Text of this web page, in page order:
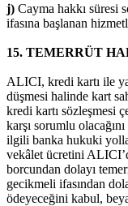
j) Cayma hakkı süresi
ifasına başlanan
15. TEMERRÜT
ALICI, kredi kartı ile
düşmesi halinde kart
kredi kartı sözleşmesi
karşı sorumlu
ilgili banka hukuki
vekâlet ücretini
borcundan dolayı
gecikmeli ifasından
ödeyeceğini kabul,